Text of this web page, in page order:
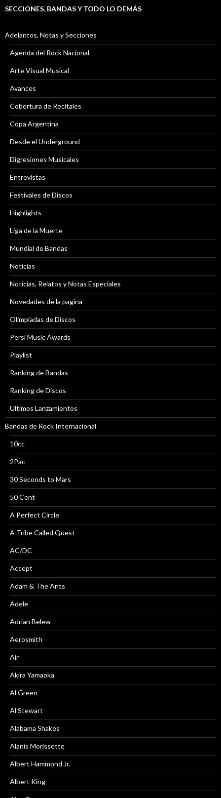
SECCIONES, BANDAS Y TODO LO DEMÁS
Adelantos, Notas y Secciones
Agenda del Rock Nacional
Arte Visual Musical
Avances
Cobertura de Recitales
Copa Argentina
Desde el Underground
Digresiones Musicales
Entrevistas
Festivales de Discos
Highlights
Liga de la Muerte
Mundial de Bandas
Noticias
Noticias, Relatos y Notas Especiales
Novedades de la pagina
Olimpiadas de Discos
Persi Music Awards
Playlist
Ranking de Bandas
Ranking de Discos
Ultimos Lanzamientos
Bandas de Rock Internacional
10cc
2Pac
30 Seconds to Mars
50 Cent
A Perfect Circle
A Tribe Called Quest
AC/DC
Accept
Adam & The Ants
Adele
Adrian Belew
Aerosmith
Air
Akira Yamaoka
Al Green
Al Stewart
Alabama Shakes
Alanis Morissette
Albert Hammond Jr.
Albert King